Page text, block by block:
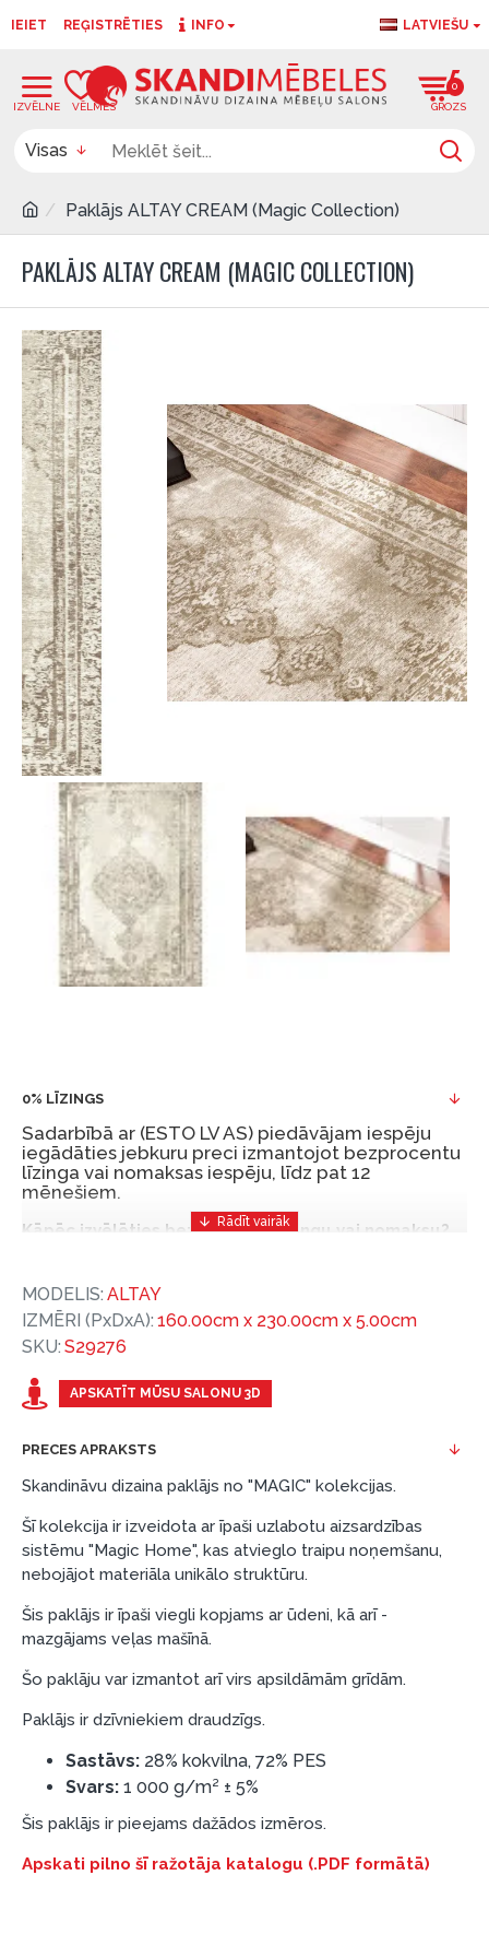
IEIET REĢISTRĒTIES INFO LATVIEŠU
0
Visas
Paklājs ALTAY CREAM (Magic Collection)
PAKLĀJS ALTAY CREAM (MAGIC COLLECTION)
0% LĪZINGS
Sadarbībā ar (ESTO LV AS) piedāvājam iespēju
iegādāties jebkuru preci izmantojot bezprocentu
līzinga vai nomaksas iespēju, līdz pat 12
mēnešiem.
Kāpēc izvēlēties bezprocentu līzingu vai nomaksu?
un izdevīgs finansēšanas risinājums, lai iegādātos
vajadzīgās preces tulīt, bet par tām norēķinoties
vēlāk.
Ar ESTO iegūstiet bezprocentu līzinga vai nomaksas
priekšrocības bez pirmās iemaksas un ar nomaksas
Piemērs: Preces cena 300 €, termiņš: 12 mēneši,
pirmā iemaksa: 0 €, ikmēneša maksājums: 25 €,
kopējā pārmaksa: 0 €.
Līzingu un nomaksu varat noformēt arī apmeklējot mūsu
salonu Dārzciema ielā 91, Rīga, Latvija.
Dokumentu prasības:
ESTO LV AS (Dokumentu noformēšanai
eID mobile, ESTO konts vai banka Swedbank,
Luminor, SEB vai Citadele).
Līguma nosacījumi:
Līzinga līgumu drīkst parakstīt tikai tā persona,
kura ir norādīta kredīta saņemšanas līgumā.
APSKATĪT MŪSU SALONU 3D
PRECES APRAKSTS
Skandināvu dizaina paklājs no "MAGIC" kolekcijas.
Šī kolekcija ir izveidota ar īpaši uzlabotu aizsardzības
sistēmu "Magic Home", kas atvieglo traipu noņemšanu,
nebojājot materiāla unikālo struktūru.
Šis paklājs ir īpaši viegli kopjams ar ūdeni, kā arī -
mazgājams veļas mašīnā.
Šo paklāju var izmantot arī virs apsildāmām grīdām.
Paklājs ir dzīvniekiem draudzīgs.
Sastāvs: 28% kokvilna, 72% PES
Svars: 1 000 g/m² ± 5%
Šis paklājs ir pieejams dažādos izmēros.
Apskati pilno šī ražotāja katalogu (.PDF formātā)
MODELIS: ALTAY
IZMĒRI (PxDxA): 160.00cm x 230.00cm x 5.00cm
SKU: S29276